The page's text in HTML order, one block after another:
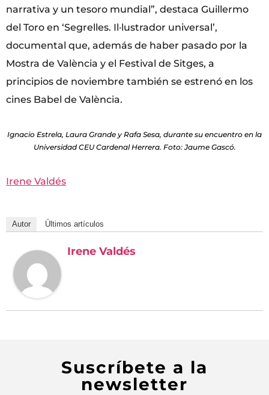
narrativa y un tesoro mundial”, destaca Guillermo
del Toro en ‘Segrelles. Il·lustrador universal’,
documental que, además de haber pasado por la
Mostra de València y el Festival de Sitges, a
principios de noviembre también se estrenó en los
cines Babel de València.
Ignacio Estrela, Laura Grande y Rafa Sesa, durante su encuentro en la
Universidad CEU Cardenal Herrera. Foto: Jaume Gascó.
Irene Valdés
Autor Últimos artículos
Irene Valdés
Suscríbete a la
newsletter